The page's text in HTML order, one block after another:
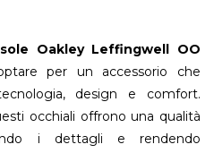
Oakley Leffingwell OO
per un accessorio che
design e comfort.
occhiali offrono una qualità
i dettagli e rendendo